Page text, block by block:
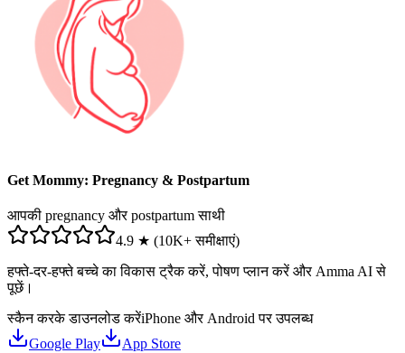
Get Mommy: Pregnancy & Postpartum
आपकी pregnancy और postpartum साथी
4.9 ★ (10K+ समीक्षाएं)
हफ्ते-दर-हफ्ते बच्चे का विकास ट्रैक करें, पोषण प्लान करें और Amma AI से
पूछें।
स्कैन करके डाउनलोड करेंiPhone और Android पर उपलब्ध
Google Play
App Store